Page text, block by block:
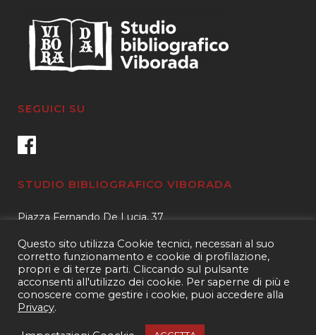
SEGUICI SU
STUDIO BIBLIOGRAFICO VIBORADA
Piazza Fernando De Lucia, 37
Tel.3400596959 – 3404632889
email.info@viborada.it
Copyright 2021 Studio bibliografico Viborada
Questo sito utilizza Cookie tecnici, necessari al suo
corretto funzionamento e cookie di profilazione,
propri e di terze parti. Cliccando sul pulsante
acconsenti all'utilizzo dei cookie. Per saperne di più e
conoscere come gestire i cookie, puoi accedere alla
Privacy.